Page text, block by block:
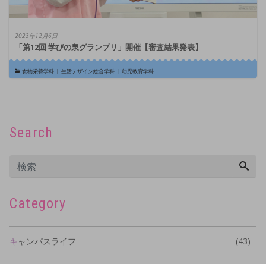
2023年12月6日
「第12回 学びの泉グランプリ」開催【審査結果発表】
食物栄養学科| 生活デザイン総合学科| 幼児教育学科
Search
Category
キャンパスライフ (43)